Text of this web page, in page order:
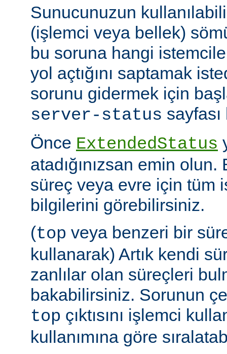
Sunucunuzun
(işlemci veya bellek)
bu soruna hangi
yol açtığını saptamak
sorunu gidermek için
server-status
Önce ExtendedStatus
atadığınızsan emin
süreç veya evre için tüm
bilgilerini görebilirsiniz.
(top veya benzeri bir
kullanarak) Artık kendi
zanlılar olan süreçleri
bakabilirsiniz. Sorunun
top çıktısını işlemci
kullanımına göre